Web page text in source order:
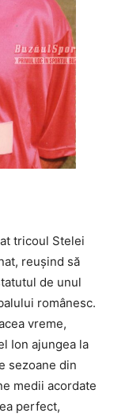
tricoul Stelei
reușind să
de unul
românesc.
vreme,
Ion ajungea la
sezoane din
medii acordate
perfect,